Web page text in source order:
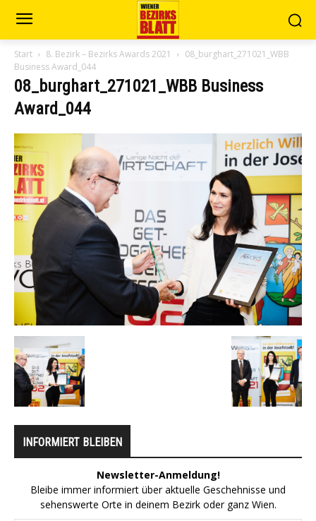
Start 8. Bezirk – Bezirks Awards 2021
08_burghart_271021_WBB
Business Award_044
08_burghart_271021_WBB Business
Award_044
INFORMIERT BLEIBEN
Newsletter-Anmeldung!
Bleibe immer informiert über aktuelle Geschehnisse und
sehenswerte Orte in deinem Bezirk oder ganz Wien.